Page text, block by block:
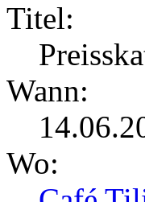
Titel:
Wann:
Wo: